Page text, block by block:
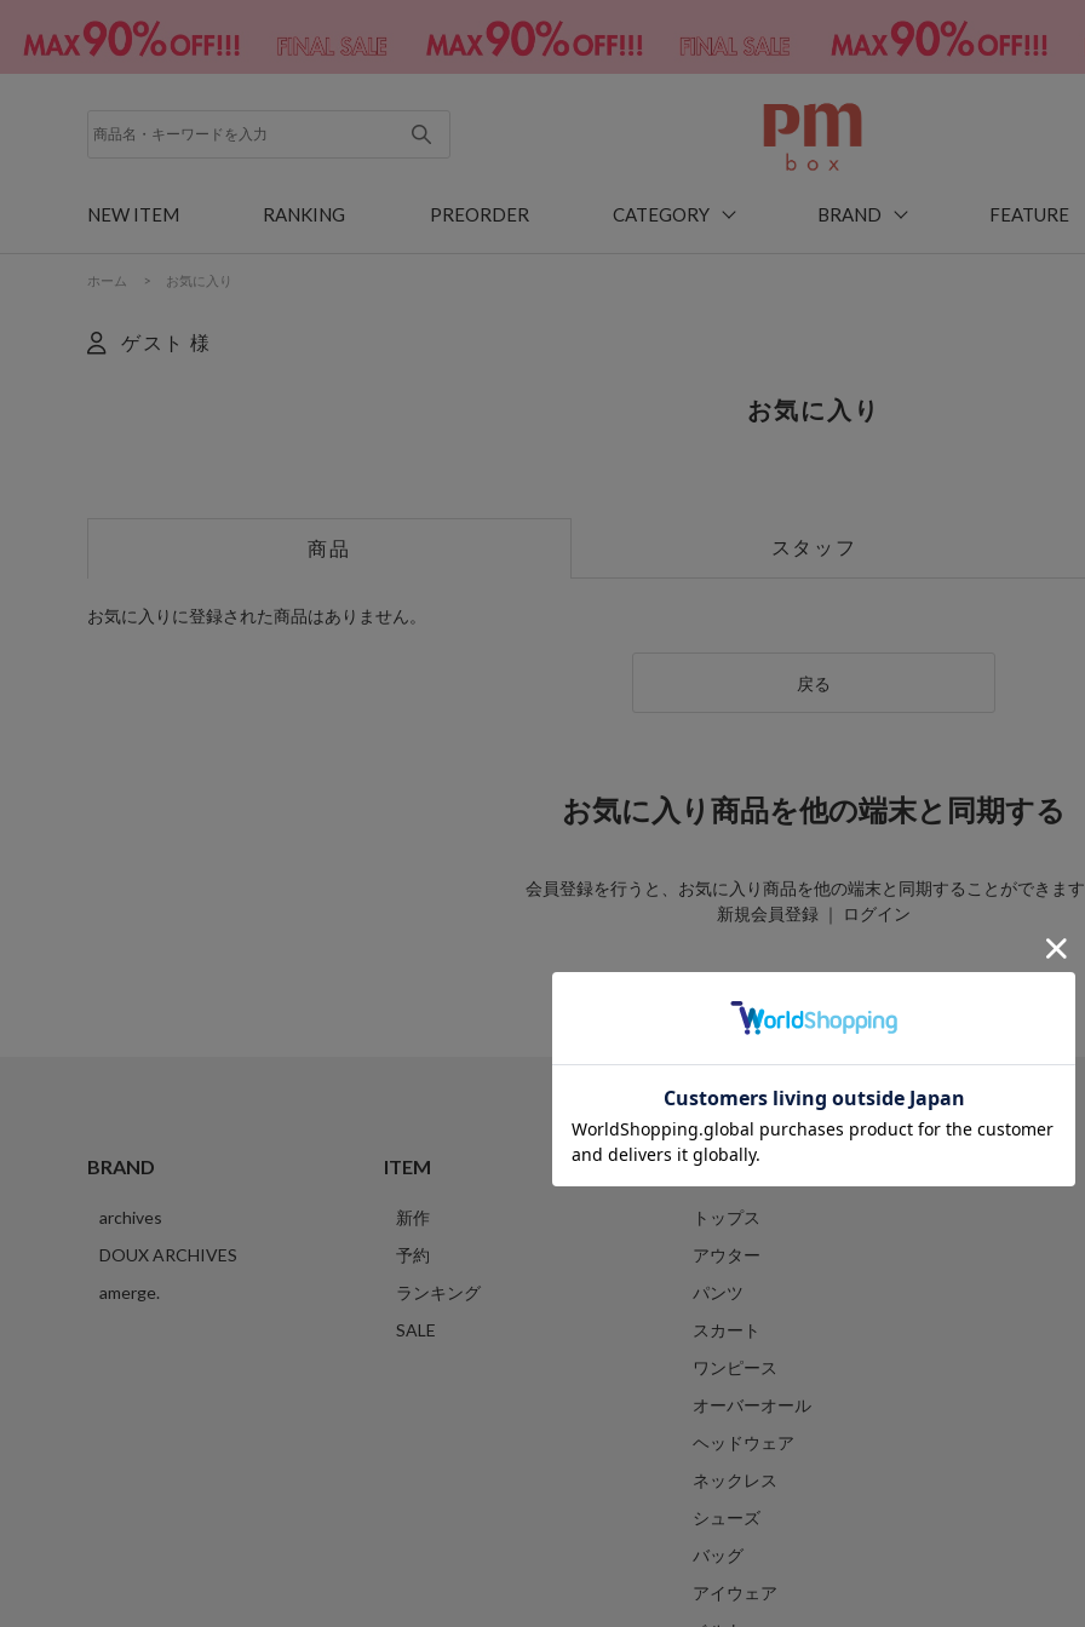
NEW ITEM RANKING PREORDER CATEGORY BRAND FEATURE
ホーム > お気に入り
ゲスト 様
お気に入り
商品 スタッフ
お気に入りに登録された商品はありません。
戻る
お気に入り商品を他の端末と同期する
会員登録を行うと、お気に入り商品を他の端末と同期することができます
新規会員登録 ｜ ログイン
BRAND
archives
DOUX ARCHIVES
amerge.
ITEM
新作
予約
ランキング
SALE
CATEGORY
トップス
アウター
パンツ
スカート
ワンピース
オーバーオール
ヘッドウェア
ネックレス
シューズ
バッグ
アイウェア